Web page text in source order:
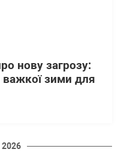
нову загрозу:
зими для
2026